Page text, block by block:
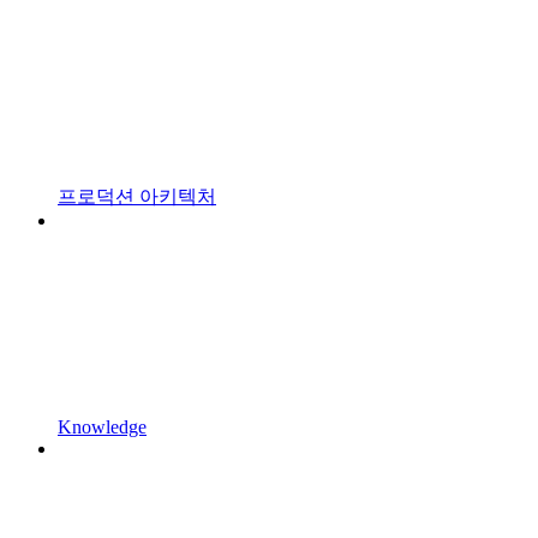
프로덕션 아키텍처
Knowledge